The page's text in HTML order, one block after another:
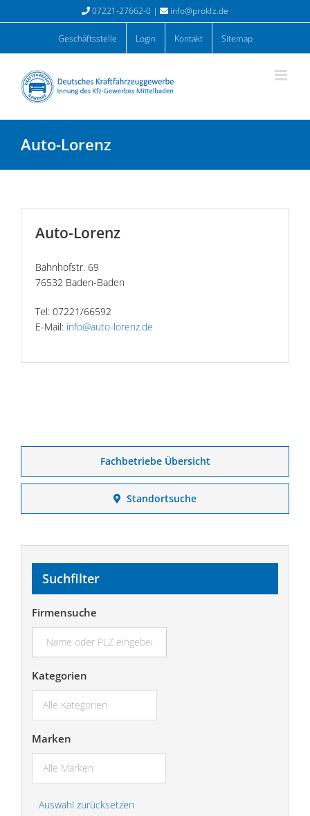
Inhalt
07221-27662-0 | info@prokfz.de
Geschäftsstelle Login Kontakt Sitemap
Auto-Lorenz
Auto-Lorenz
Bahnhofstr. 69
76532 Baden-Baden
Tel: 07221/66592
E-Mail: info@auto-lorenz.de
Fachbetriebe Übersicht
Standortsuche
Suchfilter
Firmensuche
Kategorien
Marken
Auswahl zurücksetzen